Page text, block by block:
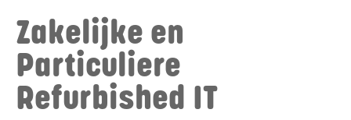
Zakelijke en
Particuliere
Refurbished IT